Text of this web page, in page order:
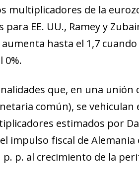
multiplicadores de la
EE. UU., Ramey y
hasta el 1,7
0%.
que, en una unión
común), se vehiculan
estimados por
fiscal de Alemania
p. al crecimiento de la